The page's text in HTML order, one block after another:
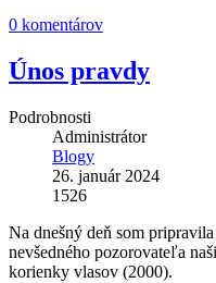
0 komentárov
Únos pravdy
Podrobnosti
Administrátor
Blogy
26. január 2024
1526
Na dnešný deň som
nevšedného pozorovateľa
korienky vlasov (2000).